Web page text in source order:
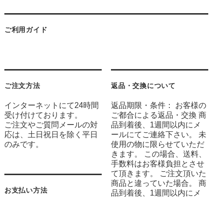
ご利用ガイド
ご注文方法
インターネットにて24時間
受け付けております。
ご注文やご質問メールの対
応は、土日祝日を除く平日
のみです。
お支払い方法
返品・交換について
返品期限・条件： お客様の
ご都合による返品・交換 商
品到着後、1週間以内にメ
ールにてご連絡下さい。 未
使用の物に限らせていただ
きます。 この場合、送料、
手数料はお客様負担とさせ
て頂きます。 ご注文頂いた
商品と違っていた場合。 商
品到着後、1週間以内にメ